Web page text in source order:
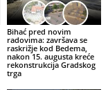
Bihać pred novim
radovima: završava se
raskrižje kod Bedema,
nakon 15. augusta kreće
rekonstrukcija Gradskog
trga